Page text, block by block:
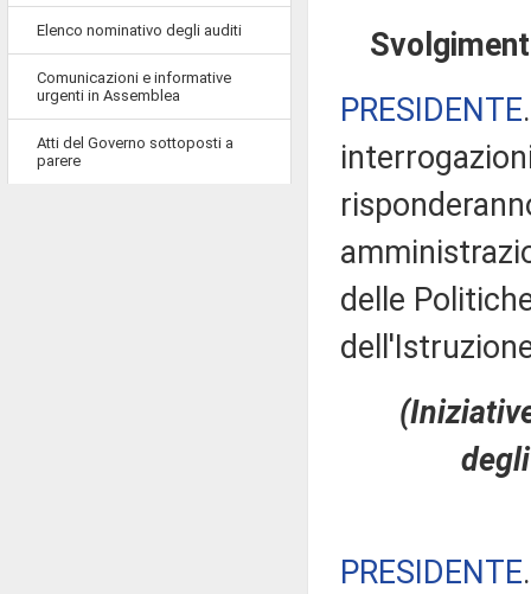
Elenco nominativo degli auditi
Comunicazioni e informative
urgenti in Assemblea
Atti del Governo sottoposti a
parere
PRESIDENTE
delle
PRESIDENTE